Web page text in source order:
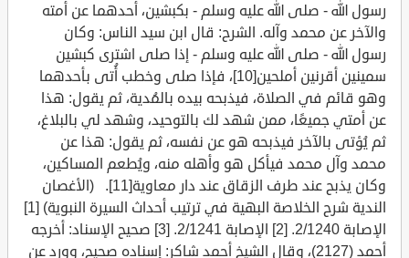
رسول الله - صلى الله عليه وسلم - بكبشين، أحدهما عن أمته
والآخر عن محمد وآله. الشرح: قال ابن سيد الناس: وكان
رسول الله - صلى الله عليه وسلم - إذا صلى اشترى كبشين
سمينين أقرنين أملحين[10]، فإذا صلى وخطب أُتى بأحدهما
وهو قائم في الصلاة، فيذبحه بيده بالمُدية، ثم يقول: هذا
عن أمتي جميعًا، ممن شهد لك بالتوحيد، وشهد لي بالبلاغ،
ثم يُؤتى بالآخر فيذبحه هو عن نفسه، ثم يقول: هذا عن
محمد وآل محمد فيأكل هو وأهله منه، ويُطعم المساكين،
وكان يذبح عند طرف الزقاق عند دار معاوية[11]. (الأغصان
الندية شرح الخلاصة البهية في ترتيب أحداث السيرة النبوية) [1]
الإصابة 2/1240. [2] الإصابة 2/1241. [3] صحيح الإسناد: أخرجه
أحمد (2127)، وقال الشيخ أحمد شاكر: إسناده صحيح، وورد عن